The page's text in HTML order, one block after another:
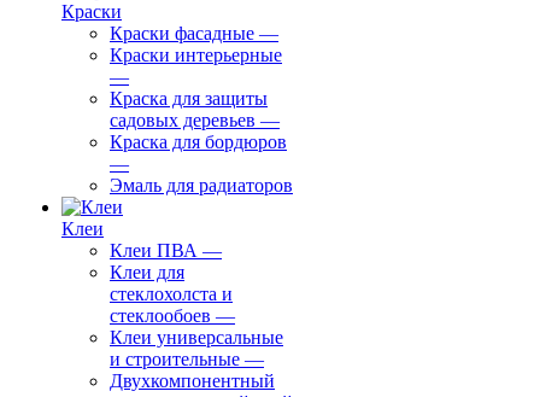
Краски
Краски фасадные —
Краски интерьерные
—
Краска для защиты
садовых деревьев —
⁠Краска для бордюров
—
Эмаль для радиаторов
Клеи
Клеи ПВА —
Клеи для
стеклохолста и
стеклообоев —
Клеи универсальные
и строительные —
Двухкомпонентный